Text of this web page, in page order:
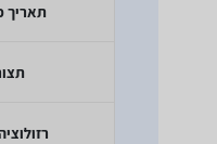
תאריך